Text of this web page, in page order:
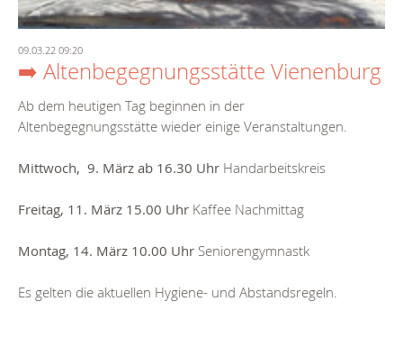
09.03.22 09:20
➡️ Altenbegegnungsstätte Vienenburg
Ab dem heutigen Tag beginnen in der
Altenbegegnungsstätte wieder einige Veranstaltungen.
Mittwoch, 9. März ab 16.30 Uhr Handarbeitskreis
Freitag, 11. März 15.00 Uhr Kaffee Nachmittag
Montag, 14. März 10.00 Uhr Seniorengymnastk
Es gelten die aktuellen Hygiene- und Abstandsregeln.